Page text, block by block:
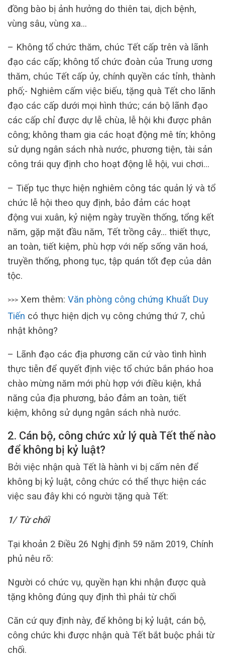
đồng bào bị ảnh hưởng do thiên tai, dịch bệnh,
vùng sâu, vùng xa…
– Không tổ chức thăm, chúc Tết cấp trên và lãnh
đạo các cấp; không tổ chức đoàn của Trung ương
thăm, chúc Tết cấp ủy, chính quyền các tỉnh, thành
phố;- Nghiêm cấm việc biếu, tặng quà Tết cho lãnh
đạo các cấp dưới mọi hình thức; cán bộ lãnh đạo
các cấp chỉ được dự lễ chùa, lễ hội khi được phân
công; không tham gia các hoạt động mê tín; không
sử dụng ngân sách nhà nước, phương tiện, tài sản
công trái quy định cho hoạt động lễ hội, vui chơi…
– Tiếp tục thực hiện nghiêm công tác quản lý và tổ
chức lễ hội theo quy định, bảo đảm các hoạt
động vui xuân, kỷ niệm ngày truyền thống, tổng kết
năm, gặp mặt đầu năm, Tết trồng cây… thiết thực,
an toàn, tiết kiệm, phù hợp với nếp sống văn hoá,
truyền thống, phong tục, tập quán tốt đẹp của dân
tộc.
>>> Xem thêm: Văn phòng công chứng Khuất Duy
Tiến có thực hiện dịch vụ công chứng thứ 7, chủ
nhật không?
– Lãnh đạo các địa phương căn cứ vào tình hình
thực tiễn để quyết định việc tổ chức bắn pháo hoa
chào mừng năm mới phù hợp với điều kiện, khả
năng của địa phương, bảo đảm an toàn, tiết
kiệm, không sử dụng ngân sách nhà nước.
2. Cán bộ, công chức xử lý quà Tết thế nào
để không bị kỷ luật?
Bởi việc nhận quà Tết là hành vi bị cấm nên để
không bị kỷ luật, công chức có thể thực hiện các
việc sau đây khi có người tặng quà Tết:
1/ Từ chối
Tại khoản 2 Điều 26 Nghị định 59 năm 2019, Chính
phủ nêu rõ:
Người có chức vụ, quyền hạn khi nhận được quà
tặng không đúng quy định thì phải từ chối
Căn cứ quy định này, để không bị kỷ luật, cán bộ,
công chức khi được nhận quà Tết bắt buộc phải từ
chối.